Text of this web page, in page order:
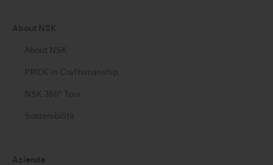
About NSK
About NSK
PRIDE in Craftsmanship
NSK 360° Tour
Sostenibilità
Azienda